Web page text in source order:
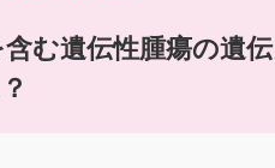
む遺伝性腫瘍の遺